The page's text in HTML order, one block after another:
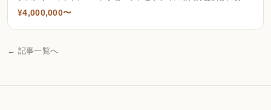
者でも通いやすい環境づくりを重視する。
¥4,000,000〜
← 記事一覧へ